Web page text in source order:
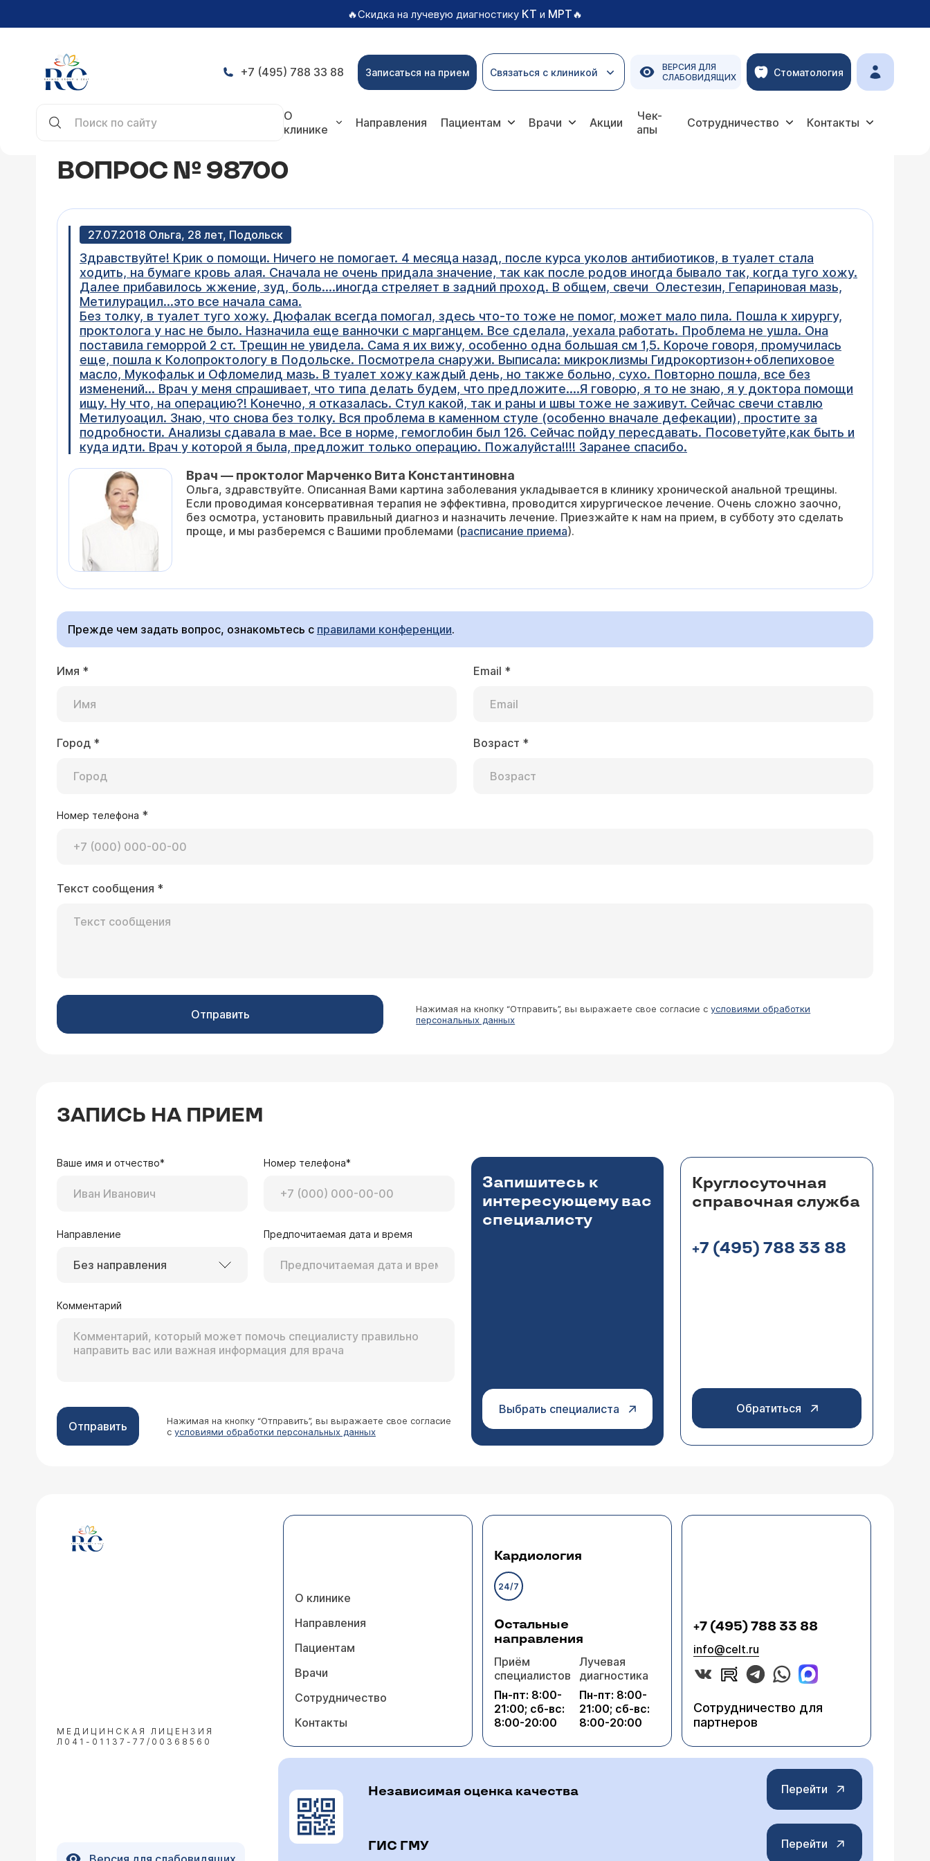
🔥Скидка на лучевую диагностику КТ и МРТ🔥
+7 (495) 788 33 88 Записаться на прием Связаться с клиникой
ВЕРСИЯ ДЛЯ
СЛАБОВИДЯЩИХ
Стоматология
О
клинике
Направления Пациентам Врачи Акции
Чек-
апы
Сотрудничество Контакты
ВОПРОС № 98700
27.07.2018 Ольга, 28 лет, Подольск
Здравствуйте! Крик о помощи. Ничего не помогает. 4 месяца назад, после курса уколов антибиотиков, в туалет стала
ходить, на бумаге кровь алая. Сначала не очень придала значение, так как после родов иногда бывало так, когда туго хожу.
Далее прибавилось жжение, зуд, боль....иногда стреляет в задний проход. В общем, свечи Олестезин, Гепариновая мазь,
Метилурацил...это все начала сама.
Без толку, в туалет туго хожу. Дюфалак всегда помогал, здесь что-то тоже не помог, может мало пила. Пошла к хирургу,
проктолога у нас не было. Назначила еще ванночки с марганцем. Все сделала, уехала работать. Проблема не ушла. Она
поставила геморрой 2 ст. Трещин не увидела. Сама я их вижу, особенно одна большая см 1,5. Короче говоря, промучилась
еще, пошла к Колопроктологу в Подольске. Посмотрела снаружи. Выписала: микроклизмы Гидрокортизон+облепиховое
масло, Мукофальк и Офломелид мазь. В туалет хожу каждый день, но также больно, сухо. Повторно пошла, все без
изменений... Врач у меня спрашивает, что типа делать будем, что предложите....Я говорю, я то не знаю, я у доктора помощи
ищу. Ну что, на операцию?! Конечно, я отказалась. Стул какой, так и раны и швы тоже не заживут. Сейчас свечи ставлю
Метилуоацил. Знаю, что снова без толку. Вся проблема в каменном стуле (особенно вначале дефекации), простите за
подробности. Анализы сдавала в мае. Все в норме, гемоглобин был 126. Сейчас пойду пересдавать. Посоветуйте,как быть и
куда идти. Врач у которой я была, предложит только операцию. Пожалуйста!!!! Заранее спасибо.
Врач — проктолог Марченко Вита Константиновна
Ольга, здравствуйте. Описанная Вами картина заболевания укладывается в клинику хронической анальной трещины.
Если проводимая консервативная терапия не эффективна, проводится хирургическое лечение. Очень сложно заочно,
без осмотра, установить правильный диагноз и назначить лечение. Приезжайте к нам на прием, в субботу это сделать
проще, и мы разберемся с Вашими проблемами (расписание приема).
Прежде чем задать вопрос, ознакомьтесь с правилами конференции.
Имя * Email *
Город * Возраст *
Номер телефона *
Текст сообщения *
Отправить Нажимая на кнопку “Отправить”, вы выражаете свое согласие сусловиями обработки
персональных данных
ЗАПИСЬ НА ПРИЕМ
Ваше имя и отчество* Номер телефона*
Направление
Без направления
Предпочитаемая дата и время
Комментарий
Отправить
Нажимая на кнопку “Отправить”, вы выражаете свое согласие
с условиями обработки персональных данных
Запишитесь к
интересующему вас
специалисту
Выбрать специалиста
Круглосуточная
справочная служба
+7 (495) 788 33 88
Обратиться
МЕДИЦИНСКАЯ ЛИЦЕНЗИЯ
Л041-01137-77/00368560
О клинике
Направления
Пациентам
Врачи
Сотрудничество
Контакты
Кардиология
24/7
Остальные
направления
Приём
специалистов
Пн-пт: 8:00-
21:00; сб-вс:
8:00-20:00
Лучевая
диагностика
Пн-пт: 8:00-
21:00; сб-вс:
8:00-20:00
+7 (495) 788 33 88
info@celt.ru
Сотрудничество для
партнеров
Независимая оценка качества Перейти
ГИС ГМУ Перейти